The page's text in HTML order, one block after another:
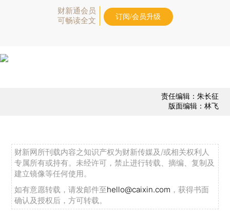
财新通会员
可畅读全文
订阅/会员升级
责任编辑：朱长征
版面编辑：林飞
财新网所刊载内容之知识产权为财新传媒及/或相关权利人
专属所有或持有。未经许可，禁止进行转载、摘编、复制及
建立镜像等任何使用。
如有意愿转载，请发邮件至hello@caixin.com ，获得书面
确认及授权后，方可转载。